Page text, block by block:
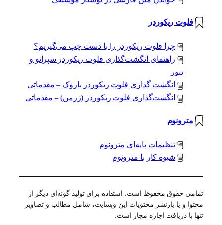
فلوت ریکوردر
چرا فلوت ریکوردر را با دست چپ می‌گیریم؟
راهنمای انگشت‌گذاری فلوت ریکوردر سپرانو و
تنور
انگشت گذاری فلوت ریکوردر باروک – مقدماتی
انگشت‌گذاری فلوت ریکوردر (ژرمن) – مقدماتی
مترونوم
تنظیمات پایه‌ای مترونوم
شیوه کار با مترونوم
تمامی حقوق محفوظ است. استفاده برای تولید گونه‌ای دیگر از
محتوا و یا بازنشر محتویات این وبسایت، شامل مطالب و تصاویر
تنها با دریافت اجازه مجاز است.